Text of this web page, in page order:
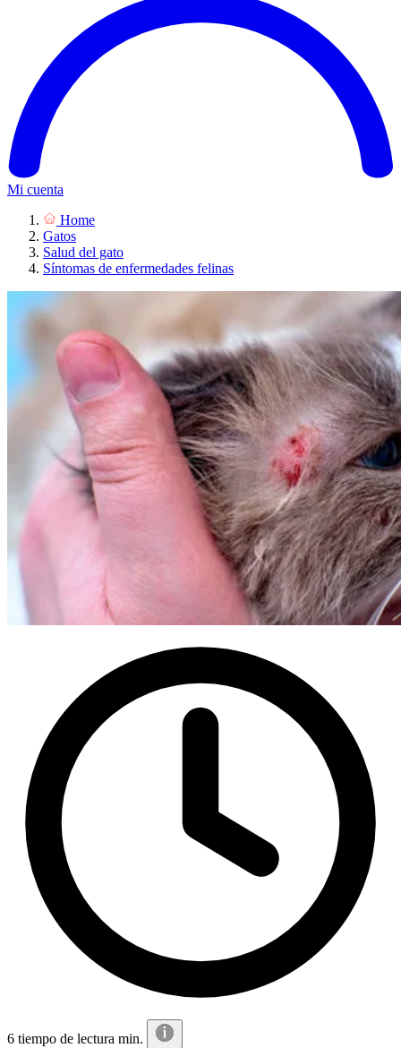
Mi cuenta
Home
Gatos
Salud del gato
Síntomas de enfermedades felinas
6 tiempo de lectura min.